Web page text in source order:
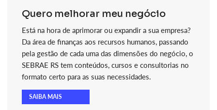
Quero melhorar meu negócio
Está na hora de aprimorar ou expandir a sua empresa?
Da área de finanças aos recursos humanos, passando
pela gestão de cada uma das dimensões do negócio, o
SEBRAE RS tem conteúdos, cursos e consultorias no
formato certo para as suas necessidades.
SAIBA MAIS